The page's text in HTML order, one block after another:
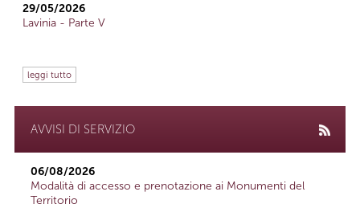
29/05/2026
Lavinia - Parte V
leggi tutto
AVVISI DI SERVIZIO
06/08/2026
Modalità di accesso e prenotazione ai Monumenti del
Territorio